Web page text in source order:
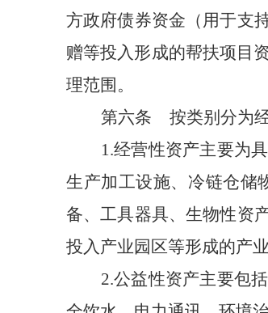
方政府债券资金（用于支
赠等投入形成的帮扶项目
理范围。
第六条
按类别分为
1.经营性资产主要为
生产加工设施、冷链仓储
备、工具器具、生物性资
投入产业园区等形成的产
2.公益性资产主要包